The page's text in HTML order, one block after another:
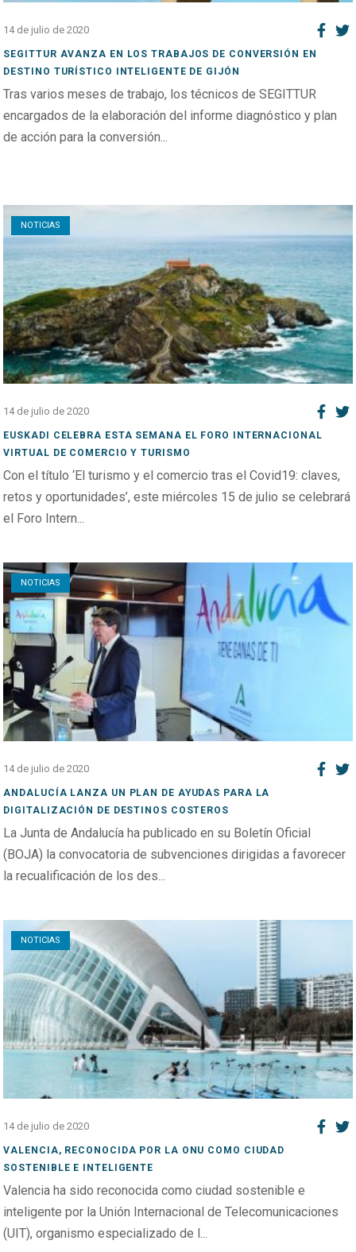
14 de julio de 2020
SEGITTUR AVANZA EN LOS TRABAJOS DE CONVERSIÓN EN
DESTINO TURÍSTICO INTELIGENTE DE GIJÓN
Tras varios meses de trabajo, los técnicos de SEGITTUR
encargados de la elaboración del informe diagnóstico y plan
de acción para la conversión...
NOTICIAS
Open post
14 de julio de 2020
EUSKADI CELEBRA ESTA SEMANA EL FORO INTERNACIONAL
VIRTUAL DE COMERCIO Y TURISMO
Con el título ‘El turismo y el comercio tras el Covid19: claves,
retos y oportunidades’, este miércoles 15 de julio se celebrará
el Foro Intern...
NOTICIAS
Open post
14 de julio de 2020
ANDALUCÍA LANZA UN PLAN DE AYUDAS PARA LA
DIGITALIZACIÓN DE DESTINOS COSTEROS
La Junta de Andalucía ha publicado en su Boletín Oficial
(BOJA) la convocatoria de subvenciones dirigidas a favorecer
la recualificación de los des...
NOTICIAS
Open post
14 de julio de 2020
VALENCIA, RECONOCIDA POR LA ONU COMO CIUDAD
SOSTENIBLE E INTELIGENTE
Valencia ha sido reconocida como ciudad sostenible e
inteligente por la Unión Internacional de Telecomunicaciones
(UIT), organismo especializado de l...